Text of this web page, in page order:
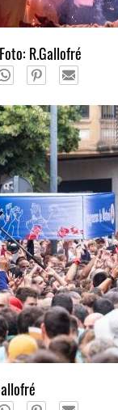
R.Gallofré